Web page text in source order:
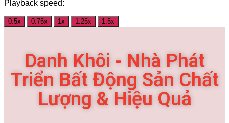
Playback speed:
0.5x 0.75x 1x 1.25x 1.5x
Danh Khôi - Nhà Phát
Triển Bất Động Sản Chất
Lượng & Hiệu Quả